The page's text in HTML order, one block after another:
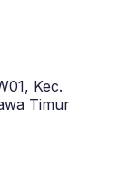
Kec.
Timur